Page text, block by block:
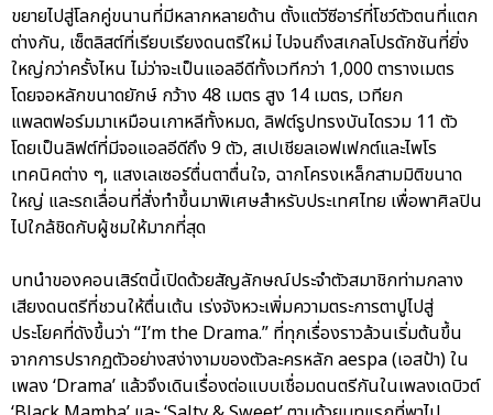
ขยายไปสู่โลกคู่ขนานที่มีหลากหลายด้าน ตั้งแต่วีซีอาร์ที่โชว์ตัวตนที่แตก
ต่างกัน, เซ็ตลิสต์ที่เรียบเรียงดนตรีใหม่ ไปจนถึงสเกลโปรดักชันที่ยิ่ง
ใหญ่กว่าครั้งไหน ไม่ว่าจะเป็นแอลอีดีทั้งเวทีกว่า 1,000 ตารางเมตร
โดยจอหลักขนาดยักษ์ กว้าง 48 เมตร สูง 14 เมตร, เวทียก
แพลตฟอร์มมาเหมือนเกาหลีทั้งหมด, ลิฟต์รูปทรงบันไดรวม 11 ตัว
โดยเป็นลิฟต์ที่มีจอแอลอีดีถึง 9 ตัว, สเปเชียลเอฟเฟกต์และไพโร
เทคนิคต่าง ๆ, แสงเลเซอร์ตื่นตาตื่นใจ, ฉากโครงเหล็กสามมิติขนาด
ใหญ่ และรถเลื่อนที่สั่งทำขึ้นมาพิเศษสำหรับประเทศไทย เพื่อพาศิลปิน
ไปใกล้ชิดกับผู้ชมให้มากที่สุด
บทนำของคอนเสิร์ตนี้เปิดด้วยสัญลักษณ์ประจำตัวสมาชิกท่ามกลาง
เสียงดนตรีที่ชวนให้ตื่นเต้น เร่งจังหวะเพิ่มความตระการตาปูไปสู่
ประโยคที่ดังขึ้นว่า “I’m the Drama.” ที่ทุกเรื่องราวล้วนเริ่มต้นขึ้น
จากการปรากฏตัวอย่างสง่างามของตัวละครหลัก aespa (เอสป้า) ใน
เพลง ‘Drama’ แล้วจึงเดินเรื่องต่อแบบเชื่อมดนตรีกันในเพลงเดบิวต์